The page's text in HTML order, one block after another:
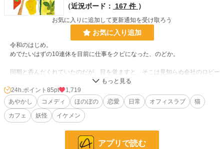
（近況ボード：
167 件 ）
お気に入りに追加して更新通知を受け取ろう
お気に入り追加
令和のはじめ。
めでたいはずの10連休を目前に仕事をクビになった、のどか。
同期と呑んだくれていたのだが、目を覚ますと、そこは見知らぬ会社のロビー
酔った弾みで、イケメンだが、ちょっと苦手な取引先の社長、成瀬貴弘とうっ
かり婚姻届を出してしまっていた。
婚姻届を撤回してもらおうと頑張る。
24h.ポイント 85pt
1,719
あやかし
コメディ ほのぼの 恋愛 日常 オフィスラブ
猫
カフェ
妖怪 イケメン
アプリで読む